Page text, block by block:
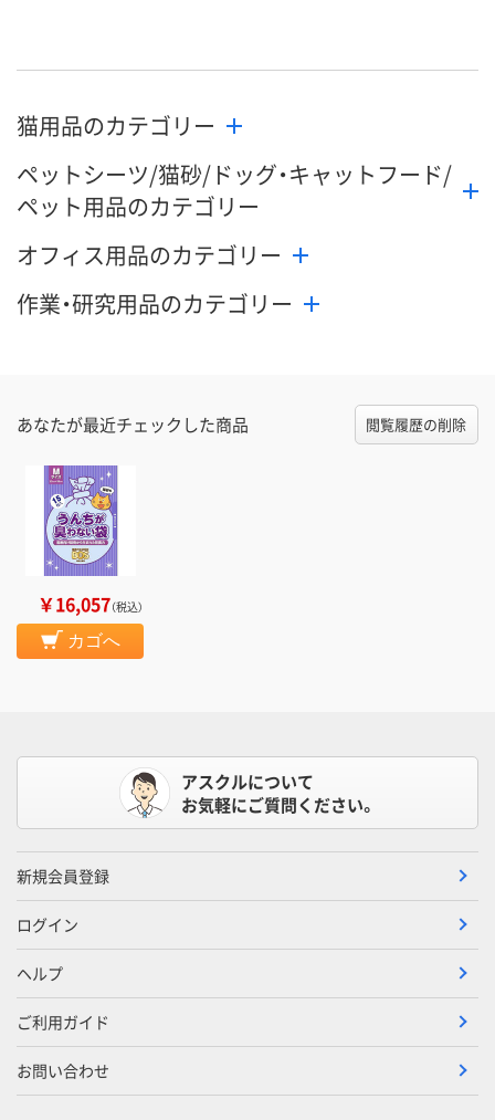
猫用品のカテゴリー
ペットシーツ/猫砂/ドッグ・キャットフード/
ペット用品のカテゴリー
オフィス用品のカテゴリー
作業・研究用品のカテゴリー
あなたが最近チェックした商品 閲覧履歴の削除
￥16,057（税込）
カゴへ
アスクルについて
お気軽にご質問ください。
新規会員登録
ログイン
ヘルプ
ご利用ガイド
お問い合わせ